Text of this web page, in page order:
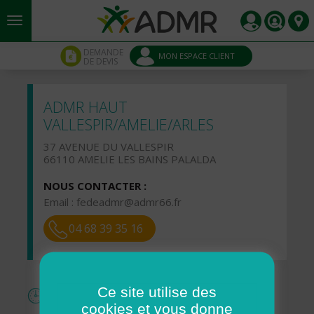
Aller au contenu principal
DEMANDE
DE DEVIS MON ESPACE CLIENT
ADMR HAUT
VALLESPIR/AMELIE/ARLES
37 AVENUE DU VALLESPIR
66110 AMELIE LES BAINS PALALDA
NOUS CONTACTER :
Email : fedeadmr@admr66.fr
04 68 39 35 16
Panneau de gestion des cookies
Ce site utilise des
cookies et vous donne